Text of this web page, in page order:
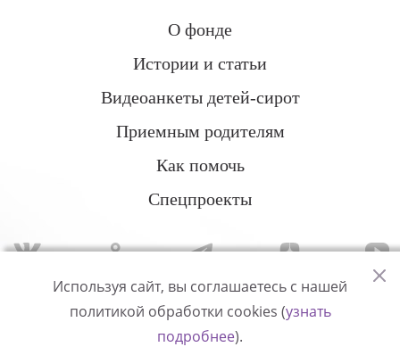
О фонде
Истории и статьи
Видеоанкеты детей-сирот
Приемным родителям
Как помочь
Спецпроекты
Политика конфиденциальности
Используя сайт, вы соглашаетесь с нашей
политикой обработки cookies (узнать
подробнее).